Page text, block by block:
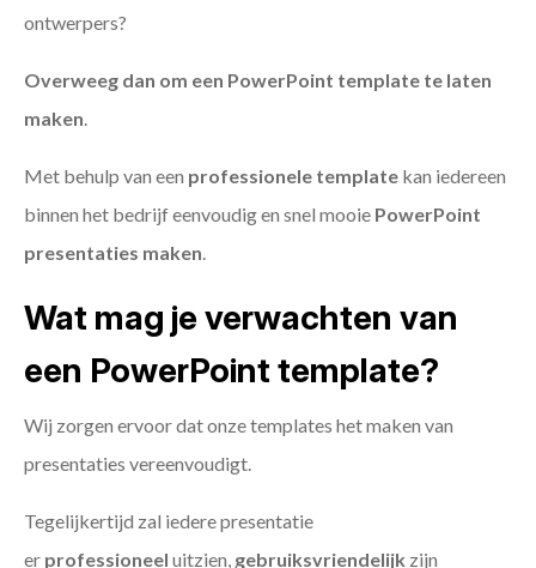
ontwerpers?
Overweeg dan om een PowerPoint template te laten
maken.
Met behulp van een professionele template kan iedereen
binnen het bedrijf eenvoudig en snel mooie PowerPoint
presentaties maken.
Wat mag je verwachten van
een PowerPoint template?
Wij zorgen ervoor dat onze templates het maken van
presentaties vereenvoudigt.
Tegelijkertijd zal iedere presentatie
er professioneel uitzien, gebruiksvriendelijk zijn